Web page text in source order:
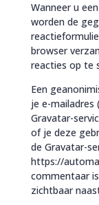
Wanneer u
worden de
browser
reacties op te
Een
je e-mailadres
Gravatar-
of je deze
de Gravatar-
https://
commentaar
zichtbaar